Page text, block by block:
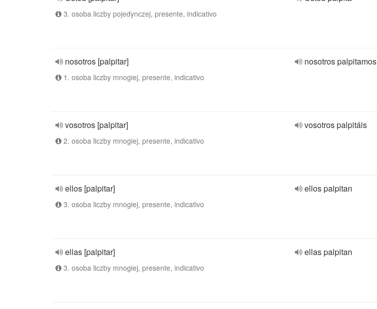
3. osoba liczby pojedynczej, presente, indicativo
nosotros [palpitar]
1. osoba liczby mnogiej, presente, indicativo
nosotros palpitamos
vosotros [palpitar]
2. osoba liczby mnogiej, presente, indicativo
vosotros palpitáis
ellos [palpitar]
3. osoba liczby mnogiej, presente, indicativo
ellos palpitan
ellas [palpitar]
3. osoba liczby mnogiej, presente, indicativo
ellas palpitan